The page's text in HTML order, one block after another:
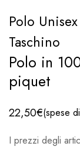
Polo
Taschino
Polo in
piquet
22,50€(spese
I prezzi degli